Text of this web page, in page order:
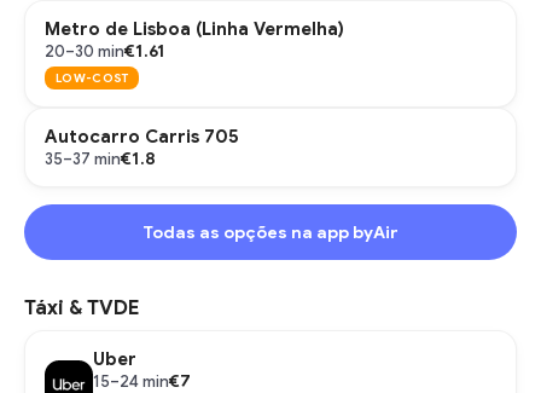
Metro de Lisboa (Linha Vermelha)
20–30 min€1.61
LOW-COST
Autocarro Carris 705
35–37 min€1.8
Todas as opções na app byAir
Táxi & TVDE
Uber
15–24 min€7